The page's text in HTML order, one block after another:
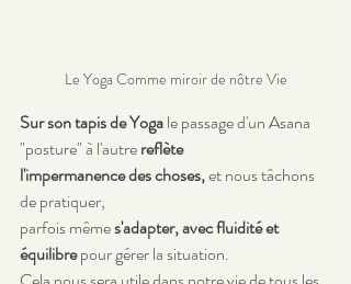
Le Yoga Comme miroir de nôtre Vie
Sur son tapis de Yoga le passage d'un Asana
"posture" à l'autre reflète
l'impermanence des choses, et nous tâchons
de pratiquer,
parfois même s'adapter, avec fluidité et
équilibre pour gérer la situation.